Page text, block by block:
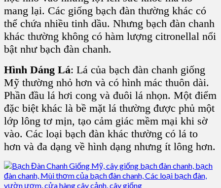
mang lại. Các giống bạch đàn thường khác có
thể chứa nhiều tinh dầu. Nhưng bạch đàn chanh
khác thường không có hàm lượng citronellal nổi
bật như bạch đàn chanh.
Hình Dáng Lá: Lá của bạch đàn chanh giống
Mỹ thường nhỏ hơn và có hình mác thuôn dài.
Phần đầu lá hơi cong và đuôi lá nhọn. Một điểm
đặc biệt khác là bề mặt lá thường được phủ một
lớp lông tơ mịn, tạo cảm giác mềm mại khi sờ
vào. Các loại bạch đàn khác thường có lá to
hơn và đa dạng về hình dạng nhưng ít lông hơn.